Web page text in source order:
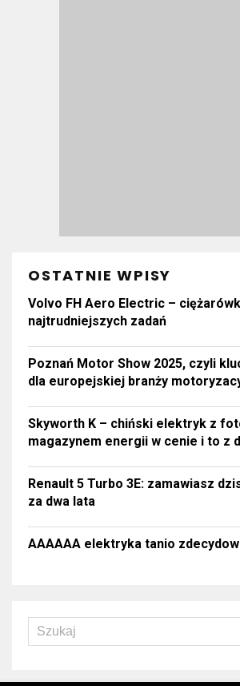
OSTATNIE WPISY
Volvo FH Aero Electric –
najtrudniejszych zadań
Poznań Motor Show 2025, czyli
dla europejskiej branży
Skyworth K – chiński elektryk z
magazynem energii w cenie i to z
Renault 5 Turbo 3E: zamawiasz
za dwa lata
AAAAAA elektryka tanio